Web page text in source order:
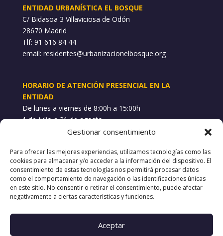
Gestionar consentimiento
Para ofrecer las mejores experiencias, utilizamos tecnologías como las
cookies para almacenar y/o acceder a la información del dispositivo. El
consentimiento de estas tecnologías nos permitirá procesar datos
como el comportamiento de navegación o las identificaciones únicas
en este sitio. No consentir o retirar el consentimiento, puede afectar
negativamente a ciertas características y funciones.
Aceptar
ENTIDAD URBANÍSTICA EL BOSQUE
C/ Bidasoa 3 Villaviciosa de Odón
28670 Madrid
Tlf: 91 616 84 44
email: residentes@urbanizacionelbosque.org
HORARIO DE ATENCIÓN PRESENCIAL EN LA
ENTIDAD
De lunes a viernes de 8:00h a 15:00h
1 de julio a 31 de agosto
689 748 101
POLÍTICAS
Aviso Legal